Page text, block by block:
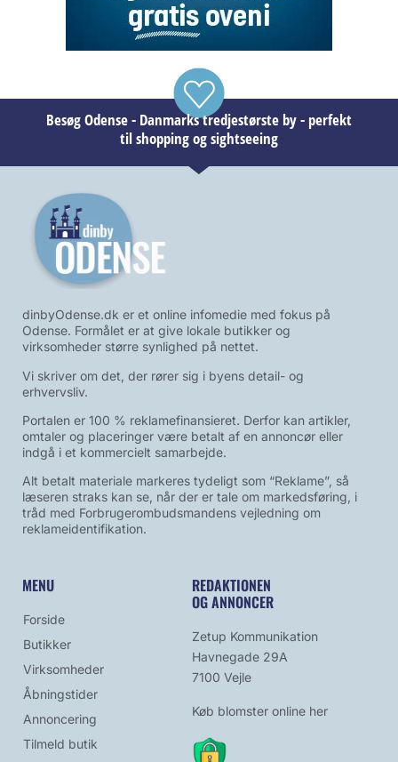
Besøg Odense - Danmarks tredjestørste by - perfekt
til shopping og sightseeing
dinbyOdense.dk er et online infomedie med fokus på
Odense. Formålet er at give lokale butikker og
virksomheder større synlighed på nettet.
Vi skriver om det, der rører sig i byens detail- og
erhvervsliv.
Portalen er 100 % reklamefinansieret. Derfor kan artikler,
omtaler og placeringer være betalt af en annoncør eller
indgå i et kommercielt samarbejde.
Alt betalt materiale markeres tydeligt som “Reklame”, så
læseren straks kan se, når der er tale om markedsføring, i
tråd med Forbrugerombudsmandens vejledning om
reklameidentifikation.
MENU
Forside
Butikker
Virksomheder
Åbningstider
Annoncering
Tilmeld butik
REDAKTIONEN
OG ANNONCER
Zetup Kommunikation
Havnegade 29A
7100 Vejle
Køb blomster online her